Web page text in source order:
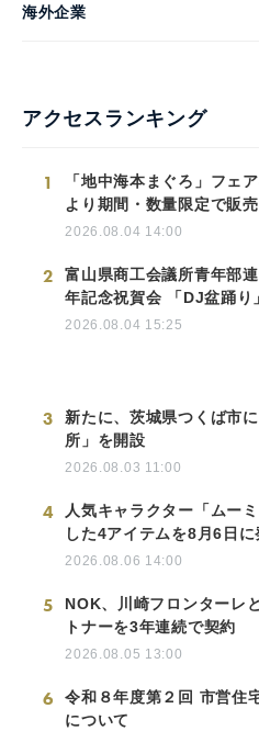
海外企業
アクセスランキング
1
「地中海本まぐろ」フェ
より期間・数量限定で販
2026.08.04 14:00
2
富山県商工会議所青年部
年記念祝賀会 「DJ盆踊り
2026.08.04 15:25
3
新たに、茨城県つくば市
所」を開設
2026.08.03 11:00
4
人気キャラクター「ムー
した4アイテムを8月6日に
2026.08.06 14:00
5
NOK、川崎フロンターレ
トナーを3年連続で契約
2026.08.05 13:00
6
令和８年度第２回 市営住
について